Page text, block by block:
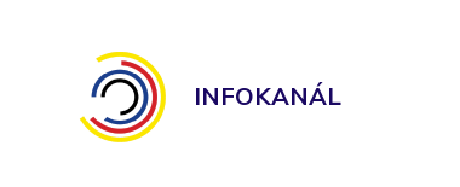
INFOKANÁL